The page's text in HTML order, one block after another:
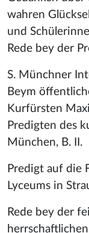
wahren
und
Rede bey der
S. Münchner
Beym
Kurfürsten
Predigten des
München, B. II.
Predigt auf die
Lyceums in
Rede bey der